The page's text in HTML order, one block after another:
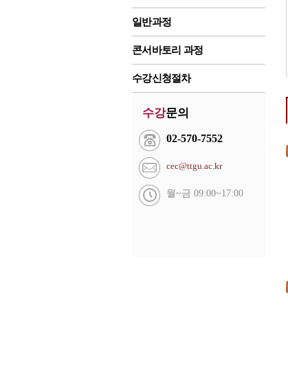
일반과정
콘서바토리 과정
수강신청절차
수강문의
02-570-7552
cec@ttgu.ac.kr
월~금 09:00~17:00